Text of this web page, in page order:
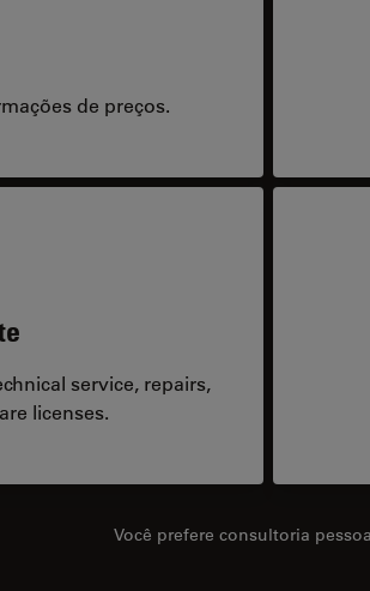
de preços.
service, repairs,
licenses.
Você prefere consultoria